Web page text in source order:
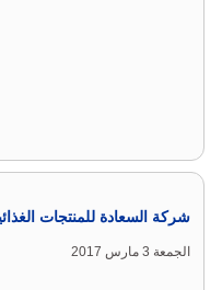
شركة السعادة للمنتجات
الجمعة 3 مارس 2017